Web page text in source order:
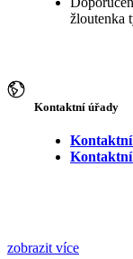
žloutenka
Kontaktní úřady
Kontaktní
zobrazit více